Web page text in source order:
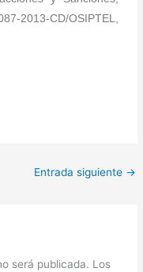
2013-CD/OSIPTEL,
Entrada siguiente →
será publicada. Los